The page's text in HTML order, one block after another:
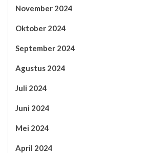
November 2024
Oktober 2024
September 2024
Agustus 2024
Juli 2024
Juni 2024
Mei 2024
April 2024